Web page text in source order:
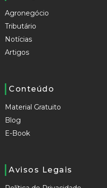
Agronegócio
Tributário
Notícias
Artigos
Conteúdo
Material Gratuito
Blog
E-Book
Avisos Legais